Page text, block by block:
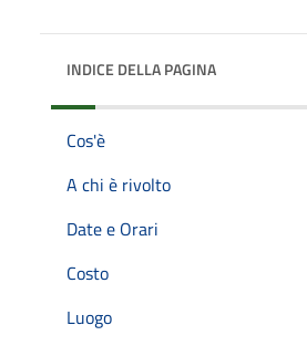
INDICE DELLA PAGINA
Cos'è
A chi è rivolto
Date e Orari
Costo
Luogo